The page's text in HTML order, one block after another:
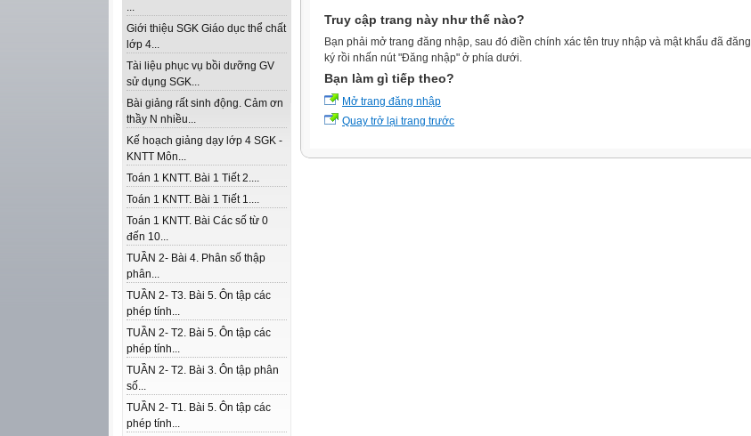
...
Giới thiệu SGK Giáo dục thể chất
lớp 4...
Tài liệu phục vụ bồi dưỡng GV
sử dụng SGK...
Bài giảng rất sinh động. Cảm ơn
thầy N nhiều...
Kế hoạch giảng dạy lớp 4 SGK -
KNTT Môn...
Toán 1 KNTT. Bài 1 Tiết 2....
Toán 1 KNTT. Bài 1 Tiết 1....
Toán 1 KNTT. Bài Các số từ 0
đến 10...
TUẦN 2- Bài 4. Phân số thập
phân...
TUẦN 2- T3. Bài 5. Ôn tập các
phép tính...
TUẦN 2- T2. Bài 5. Ôn tập các
phép tính...
TUẦN 2- T2. Bài 3. Ôn tập phân
số...
TUẦN 2- T1. Bài 5. Ôn tập các
phép tính...
Truy cập trang này như thế nào?
Bạn phải mở trang đăng nhập, sau đó điền chính xác tên truy nhập và mật khẩu đã đăng
ký rồi nhấn nút "Đăng nhập" ở phía dưới.
Bạn làm gì tiếp theo?
Mở trang đăng nhập
Quay trở lại trang trước